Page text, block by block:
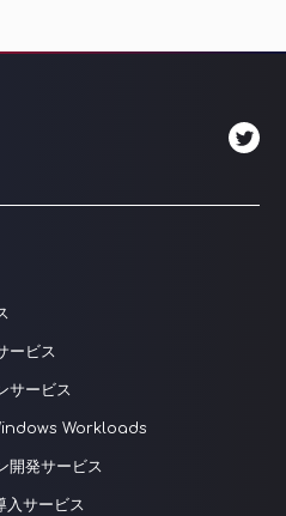
ービス
サービス
Workloads
開発サービス
サービス